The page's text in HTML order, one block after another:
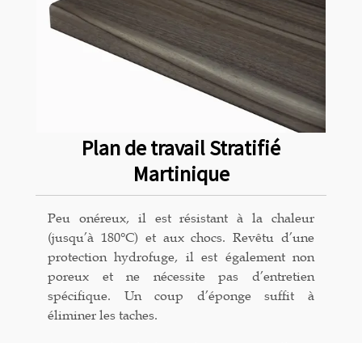
Plan de travail Stratifié
Martinique
Peu onéreux, il est résistant à la chaleur
(jusqu’à 180°C) et aux chocs. Revêtu d’une
protection hydrofuge, il est également non
poreux et ne nécessite pas d’entretien
spécifique. Un coup d’éponge suffit à
éliminer les taches.